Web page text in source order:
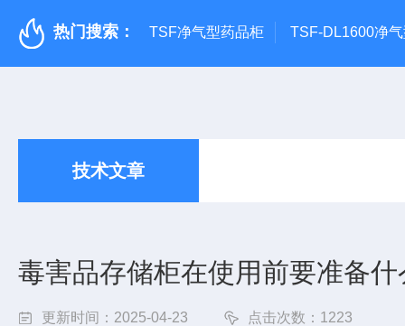
热门搜索： TSF净气型药品柜 TSF-DL1600净
技术文章
毒害品存储柜在使用前要准备
更新时间：2025-04-23 点击次数：1223